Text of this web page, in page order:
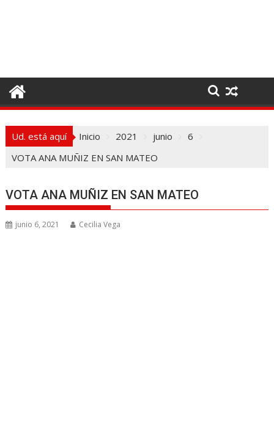
o
t
Ud. está aquí Inicio 2021 junio
6
VOTA ANA MUÑIZ EN SAN MATEO
VOTA ANA MUÑIZ EN SAN MATEO
junio 6, 2021 Cecilia Vega